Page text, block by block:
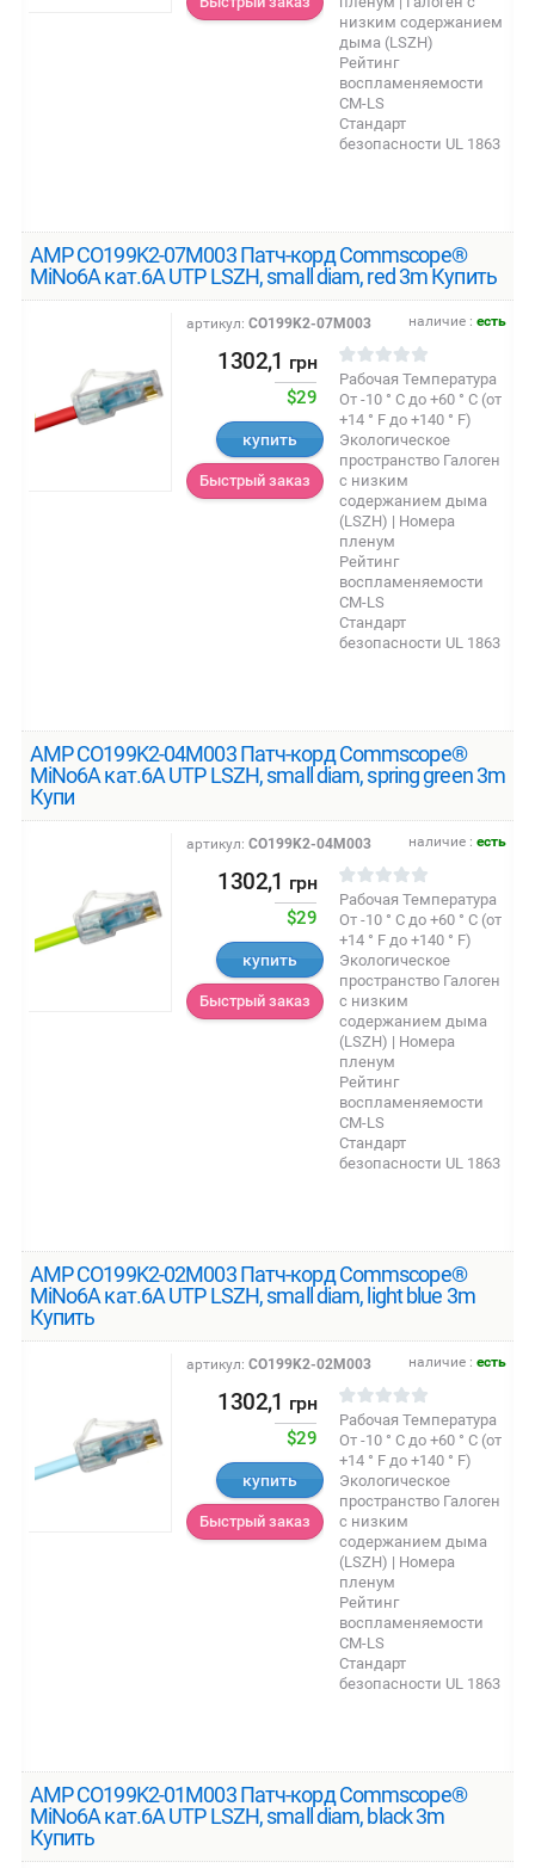
низким содержанием
дыма (LSZH)
Рейтинг
воспламеняемости
CM-LS
Стандарт
безопасности UL 1863
AMP CO199K2-07M003 Патч-корд Commscope®
MiNo6A кат.6A UTP LSZH, small diam, red 3m Купить
наличие :есть
артикул: CO199K2-07M003
1302,1 грн
$29
купить
Быстрый заказ
Рабочая Температура
От -10 ° C до +60 ° C (от
+14 ° F до +140 ° F)
Экологическое
пространство Галоген
с низким
содержанием дыма
(LSZH) | Номера
пленум
Рейтинг
воспламеняемости
CM-LS
Стандарт
безопасности UL 1863
AMP CO199K2-04M003 Патч-корд Commscope®
MiNo6A кат.6A UTP LSZH, small diam, spring green 3m
Купи
наличие :есть
артикул: CO199K2-04M003
1302,1 грн
$29
купить
Быстрый заказ
Рабочая Температура
От -10 ° C до +60 ° C (от
+14 ° F до +140 ° F)
Экологическое
пространство Галоген
с низким
содержанием дыма
(LSZH) | Номера
пленум
Рейтинг
воспламеняемости
CM-LS
Стандарт
безопасности UL 1863
AMP CO199K2-02M003 Патч-корд Commscope®
MiNo6A кат.6A UTP LSZH, small diam, light blue 3m
Купить
наличие :есть
артикул: CO199K2-02M003
1302,1 грн
$29
купить
Быстрый заказ
Рабочая Температура
От -10 ° C до +60 ° C (от
+14 ° F до +140 ° F)
Экологическое
пространство Галоген
с низким
содержанием дыма
(LSZH) | Номера
пленум
Рейтинг
воспламеняемости
CM-LS
Стандарт
безопасности UL 1863
AMP CO199K2-01M003 Патч-корд Commscope®
MiNo6A кат.6A UTP LSZH, small diam, black 3m
Купить